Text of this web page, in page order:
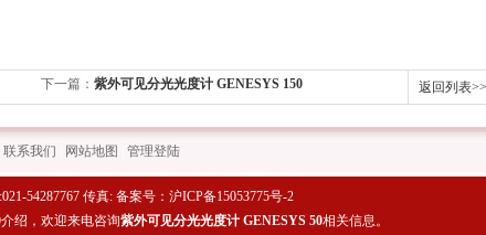
下一篇： 紫外可见分光光度计 GENESYS 150 返回列表>>
联系我们 网站地图 管理登陆
54287767 传真: 备案号： 沪ICP备15053775号-2
介绍，欢迎来电咨询紫外可见分光光度计 GENESYS 50相关信息。